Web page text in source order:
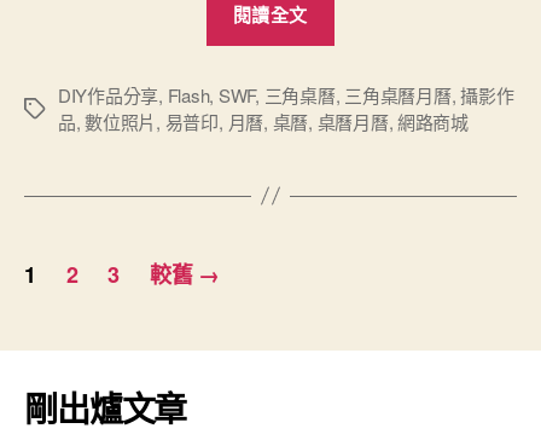
閱讀全文
曆
月
作
影
標
DIY作品分享, Flash, SWF, 三角桌曆, 三角桌曆月曆,攝影作
品,數位照片, 易普印, 月曆, 桌曆, 桌曆月曆,網路商城
文
分
頁
1 2 3 較舊 →
剛出爐文章